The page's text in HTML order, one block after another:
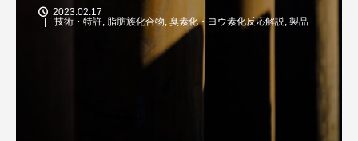
2023.02.17
技術・特許 脂肪族化合物 臭素化・ヨウ素化反応解説 製品